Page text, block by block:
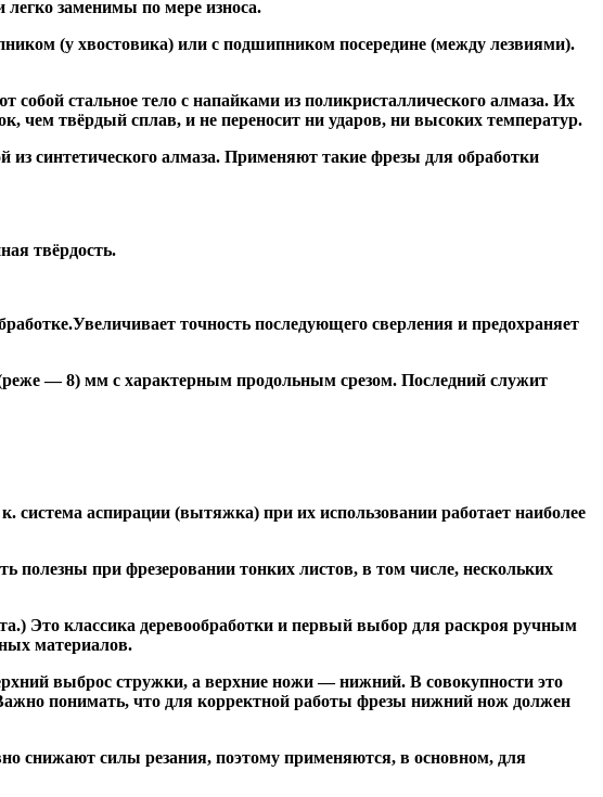
заменимы по мере износа.
(у хвостовика) или с подшипником посередине (между лезвиями).
стальное тело с напайками из поликристаллического алмаза. Их
твёрдый сплав, и не переносит ни ударов, ни высоких температур.
синтетического алмаза. Применяют такие фрезы для обработки
твёрдость.
точность последующего сверления и предохраняет
— 8) мм с характерным продольным срезом. Последний служит
аспирации (вытяжка) при их использовании работает наиболее
при фрезеровании тонких листов, в том числе, нескольких
классика деревообработки и первый выбор для раскроя ручным
материалов.
выброс стружки, а верхние ножи — нижний. В совокупности это
понимать, что для корректной работы фрезы нижний нож должен
снижают силы резания, поэтому применяются, в основном, для